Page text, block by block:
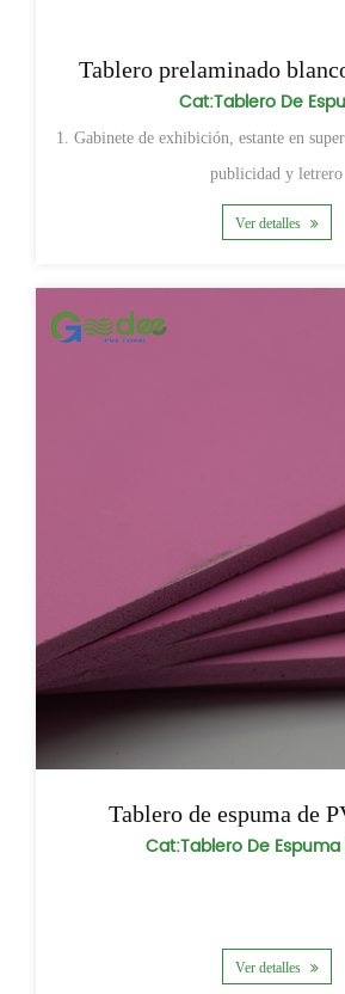
Tablero prelaminado
Cat:Tablero De
1. Gabinete de exhibición, estante en supermercado
publicidad y letrero
Ver detalles
Tablero de espuma de
Cat:Tablero De Espuma
Ver detalles